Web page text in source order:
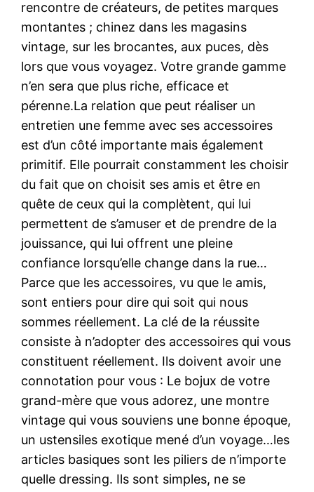
rencontre de créateurs, de petites marques
montantes ; chinez dans les magasins
vintage, sur les brocantes, aux puces, dès
lors que vous voyagez. Votre grande gamme
n’en sera que plus riche, efficace et
pérenne.La relation que peut réaliser un
entretien une femme avec ses accessoires
est d’un côté importante mais également
primitif. Elle pourrait constamment les choisir
du fait que on choisit ses amis et être en
quête de ceux qui la complètent, qui lui
permettent de s’amuser et de prendre de la
jouissance, qui lui offrent une pleine
confiance lorsqu’elle change dans la rue…
Parce que les accessoires, vu que le amis,
sont entiers pour dire qui soit qui nous
sommes réellement. La clé de la réussite
consiste à n’adopter des accessoires qui vous
constituent réellement. Ils doivent avoir une
connotation pour vous : Le bojux de votre
grand-mère que vous adorez, une montre
vintage qui vous souviens une bonne époque,
un ustensiles exotique mené d’un voyage…les
articles basiques sont les piliers de n’importe
quelle dressing. Ils sont simples, ne se